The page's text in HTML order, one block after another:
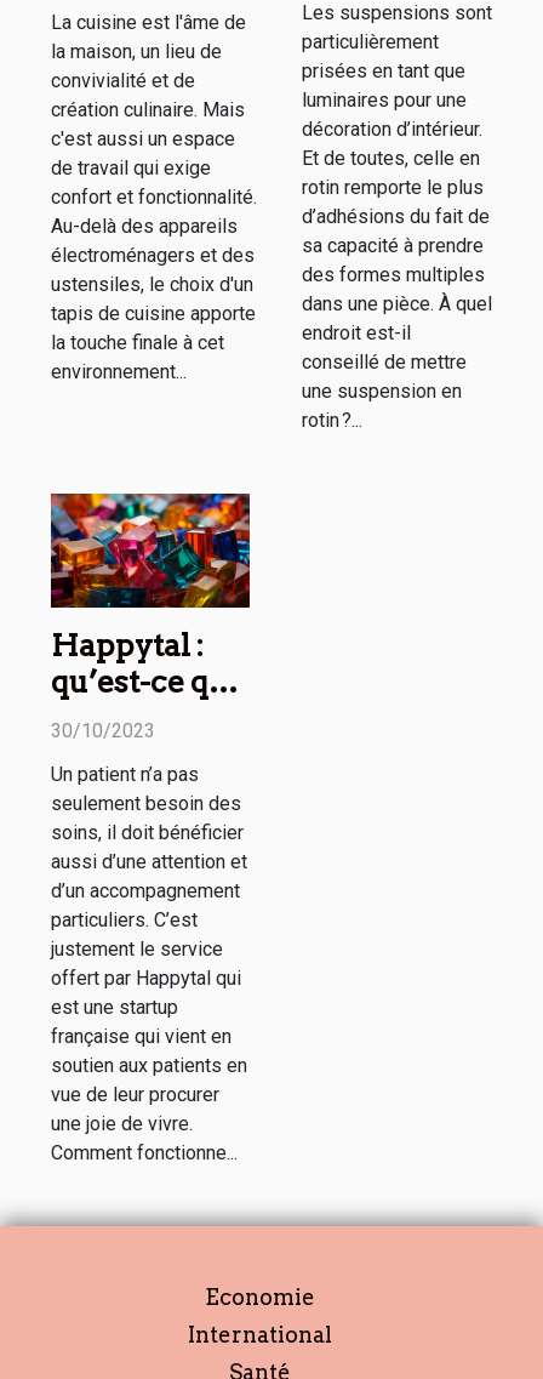
parfait pour
votre maison :
confort, style
et
fonctionnalité
La cuisine est l'âme de
la maison, un lieu de
convivialité et de
création culinaire. Mais
c'est aussi un espace
de travail qui exige
confort et fonctionnalité.
Au-delà des appareils
électroménagers et des
ustensiles, le choix d'un
tapis de cuisine apporte
la touche finale à cet
environnement...
dans sa
décoration
d’intérieur ?
Les suspensions sont
particulièrement
prisées en tant que
luminaires pour une
décoration d’intérieur.
Et de toutes, celle en
rotin remporte le plus
d’adhésions du fait de
sa capacité à prendre
des formes multiples
dans une pièce. À quel
endroit est-il
conseillé de mettre
une suspension en
rotin ?...
Happytal :
qu’est-ce que
c’est ?
30/10/2023
Un patient n’a pas
seulement besoin des
soins, il doit bénéficier
aussi d’une attention et
d’un accompagnement
particuliers. C’est
justement le service
offert par Happytal qui
est une startup
française qui vient en
soutien aux patients en
vue de leur procurer
une joie de vivre.
Comment fonctionne...
Economie
International
Santé